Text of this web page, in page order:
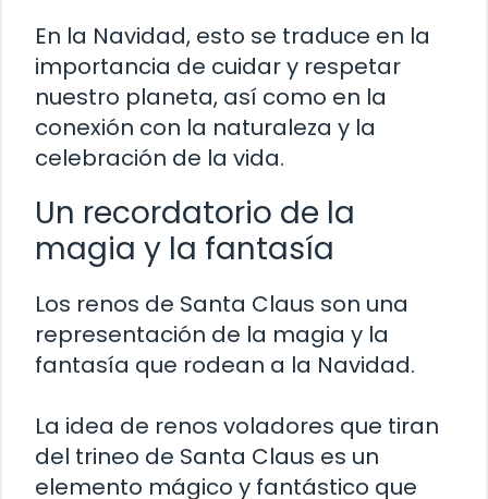
En la Navidad, esto se traduce en la
importancia de cuidar y respetar
nuestro planeta, así como en la
conexión con la naturaleza y la
celebración de la vida.
Un recordatorio de la
magia y la fantasía
Los renos de Santa Claus son una
representación de la magia y la
fantasía que rodean a la Navidad.
La idea de renos voladores que tiran
del trineo de Santa Claus es un
elemento mágico y fantástico que